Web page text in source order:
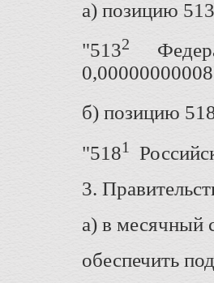
а) позицию 513
"5132
б) позицию
"5181
3.
а) в месячный
обеспечить